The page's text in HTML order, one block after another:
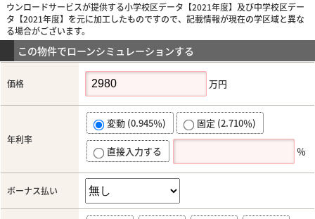
ウンロードサービスが提供する小学校区データ【2021年度】及び中学校区デー
タ【2021年度】を元に加工したものですので、記載情報が現在の学区域と異な
る場合がございます。
この物件でローンシミュレーションする
価格 万円
年利率
変動 (0.945％) 固定 (2.710％)
直接入力する ％
ボーナス払い